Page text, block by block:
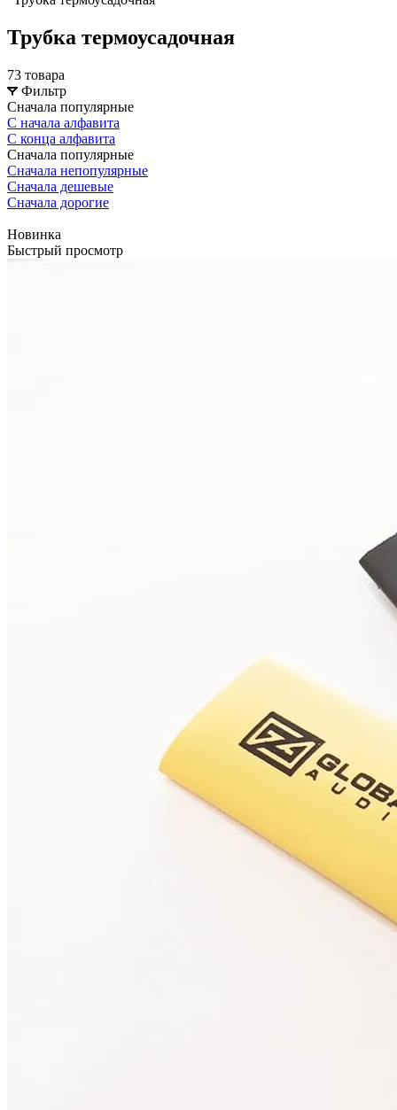
Трубка термоусадочная
73 товара
Фильтр
Сначала популярные
С начала алфавита
С конца алфавита
Сначала популярные
Сначала непопулярные
Сначала дешевые
Сначала дорогие
Новинка
Быстрый просмотр